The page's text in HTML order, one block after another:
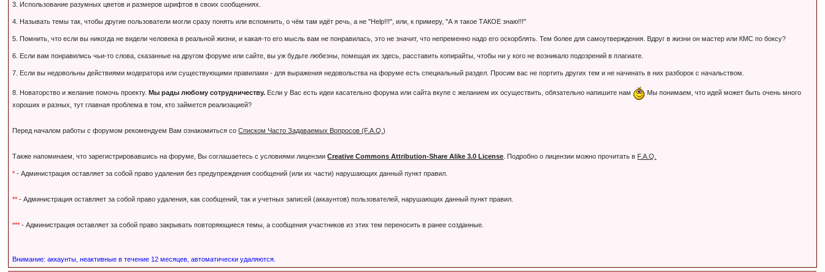
3. Использование разумных цветов и размеров шрифтов в своих сообщениях.
4. Называть темы так, чтобы другие пользователи могли сразу понять или вспомнить, о чём там идёт речь, а не "Help!!!", или, к примеру, "А я такое ТАКОЕ знаю!!!"
5. Помнить, что если вы никогда не видели человека в реальной жизни, и какая-то его мысль вам не понравилась, это не значит, что непременно надо его оскорблять. Тем более для самоутверждения. Вдруг в жизни он мастер или КМС по боксу?
6. Если вам понравились чьи-то слова, сказанные на другом форуме или сайте, вы уж будьте любезны, помещая их здесь, расставить копирайты, чтобы ни у кого не возникало подозрений в плагиате.
7. Если вы недовольны действиями модератора или существующими правилами - для выражения недовольства на форуме есть специальный раздел. Просим вас не портить других тем и не начинать в них разборок с начальством.
8. Новаторство и желание помочь проекту.Мы рады любому сотрудничеству. Если у Вас есть идеи касательно форума или сайта вкупе с желанием их осуществить, обязательно напишите нам
Мы понимаем, что идей может быть очень много
хороших и разных, тут главная проблема в том, кто займется реализацией?
Перед началом работы с форумом рекомендуем Вам ознакомиться соСписком Часто Задаваемых Вопросов (F.A.Q.)
Также напоминаем, что зарегистрировавшись на форуме, Вы соглашаетесь с условиями лицензииCreative Commons Attribution-Share Alike 3.0 License . Подробно о лицензии можно прочитать в F.A.Q.
* - Администрация оставляет за собой право удаления без предупреждения сообщений (или их части) нарушающих данный пункт правил.
** - Администрация оставляет за собой право удаления, как сообщений, так и учетных записей (аккаунтов) пользователей, нарушающих данный пункт правил.
*** - Администрация оставляет за собой право закрывать повторяющиеся темы, а сообщения участников из этих тем переносить в ранее созданные.
Внимание: аккаунты, неактивные в течение 12 месяцев, автоматически удаляются.